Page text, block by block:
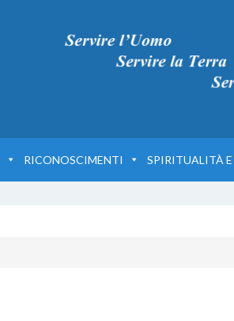
RICONOSCIMENTI SPIRITUALITÀ